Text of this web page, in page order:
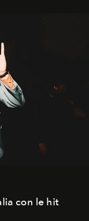
con le hit